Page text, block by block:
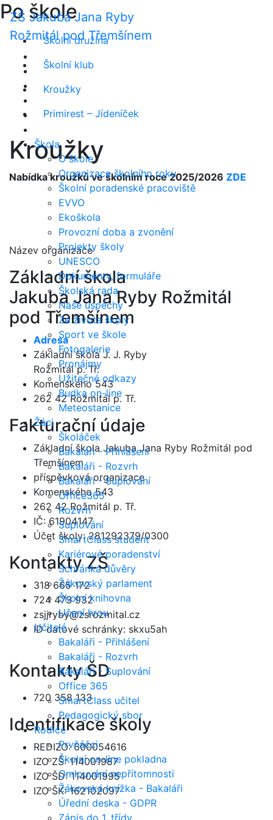
ZŠ Jakuba Jana Ryby
Rožmitál pod Třemšínem
Škola
O škole
Organizace školního roku
Školní poradenské pracoviště
EVVO
Ekoškola
Provozní doba a zvonění
Projekty školy
UNESCO
Dokumenty, formuláře
Školská rada
Naše úspěchy
Ze života školy
Sport ve škole
Fotogalerie
Pronájmy
Užitečné odkazy
Budka on-line
Meteostanice
Žáci
Školáček
Bakaláři - Přihlášení
Bakaláři - Rozvrh
Bakaláři - Suplování
Office365
Rozvrh
Suplování
SmartClass student
Kariérové poradenství
Schránka důvěry
Žákovský parlament
Školní knihovna
Učení hrou
Učitelé
Bakaláři - Přihlášení
Bakaláři - Rozvrh
Bakaláři - Suplování
Office 365
SmartClass učitel
Pedagogický sbor
Rodiče
Prvňáčci
Školní on-line pokladna
Omlouvání nepřítomnosti
Žákovská knížka - Bakaláři
Úřední deska - GDPR
Zápis do 1. třídy
Po škole
Školní družina
Školní klub
Kroužky
Primirest – Jídeníček
Kroužky
Nabídka kroužků ve školním roce 2025/2026 ZDE
Název organizace
Základní škola
Jakuba Jana Ryby Rožmitál
pod Třemšínem
Adresa
Základní škola J. J. Ryby
Rožmitál p. Tř.
Komenského 543
262 42 Rožmitál p. Tř.
Fakturační údaje
Základní škola Jakuba Jana Ryby Rožmitál pod
Třemšínem
příspěvková organizace
Komenského 543
262 42 Rožmitál p. Tř.
IČ: 61904147
Účet školy: 281292379/0300
Kontakty ZŠ
318 665 172
724 473 932
zsjjryby@zsrozmital.cz
ID datové schránky: skxu5ah
Kontakty ŠD
720 358 133
Identifikace školy
REDIZO: 600054616
IZO ZŠ: 114001987
IZO ŠD: 114001995
IZO ŠK: 162102097